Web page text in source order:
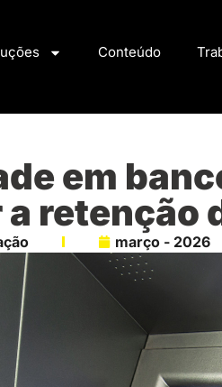
Conteúdo
em
retenção
março - 2026